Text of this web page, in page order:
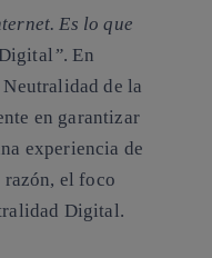
Es lo que
”. En
de la
en garantizar
experiencia de
razón, el foco
Digital.